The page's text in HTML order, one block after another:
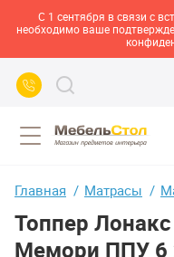
С 1 сентября в связи с
необходимо ваше
Главная Матрасы
Топпер
Мемори ППУ 6